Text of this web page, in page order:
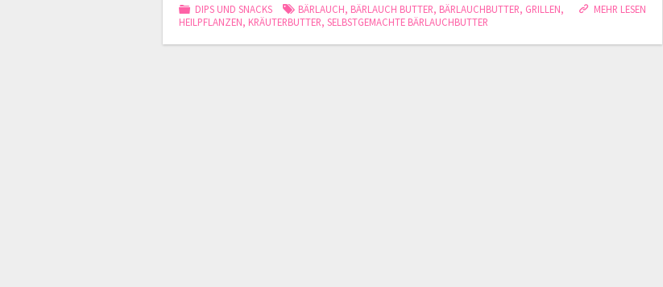
MEHR LESEN
DIPS UND SNACKS BÄRLAUCH, BÄRLAUCH BUTTER, BÄRLAUCHBUTTER, GRILLEN,
HEILPFLANZEN, KRÄUTERBUTTER, SELBSTGEMACHTE BÄRLAUCHBUTTER